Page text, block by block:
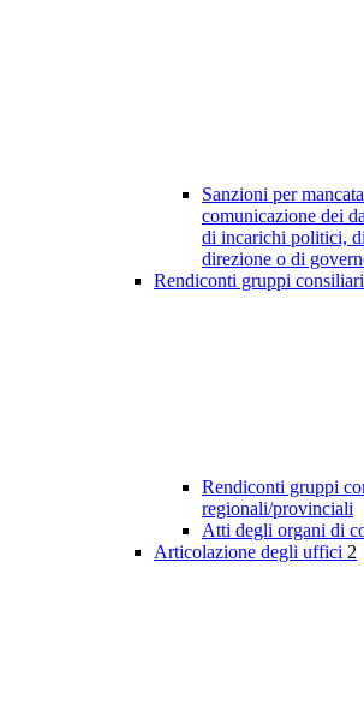
Sanzioni per
comunicazione dei
di incarichi politici,
direzione o di
Rendiconti gruppi
Rendiconti gruppi
regionali/provinciali
Atti degli organi di
Articolazione degli uffici 2